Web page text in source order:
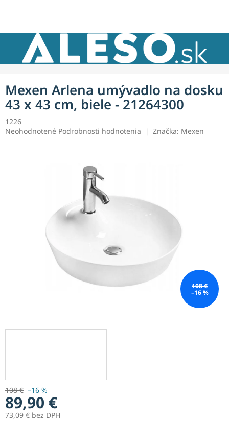
Mexen Arlena umývadlo na dosku
43 x 43 cm, biele - 21264300
1226
Priemerné
Neohodnotené Podrobnosti hodnotenia Značka: Mexen
108 €
–16 %
108 € –16 %
89,90 €
73,09 € bez DPH